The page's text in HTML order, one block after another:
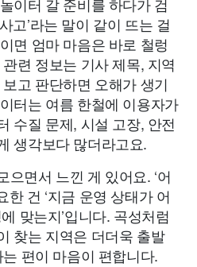
고’라는 말이 같이 뜨는 걸
면 엄마 마음은 바로 철렁
련 정보는 기사 제목, 지역
고 판단하면 오해가 생기
터는 여름 한철에 이용자가
수질 문제, 시설 고장, 안전
생각보다 많더라고요.
으면서 느낀 게 있어요. ‘어
한 건 ‘지금 운영 상태가 어
맞는지’입니다. 곡성처럼
찾는 지역은 더더욱 출발
편이 마음이 편합니다.